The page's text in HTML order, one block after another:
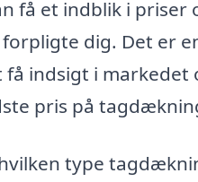
få et indblik i priser
dig. Det er
få indsigt i markedet
pris på
type